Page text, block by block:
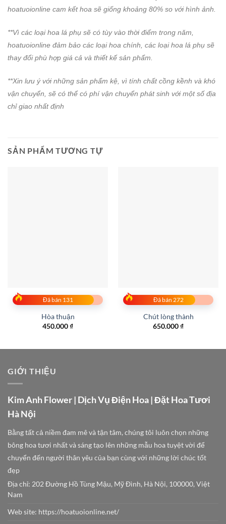
hoatuoionline cam kết hoa sẽ giống khoảng 80% so với hình ảnh.
**Vì các loại hoa lá phụ sẽ có tùy vào thời điểm trong năm,
hoatuoionline đảm bảo các loại hoa chính, các loại hoa lá phụ sẽ
thay đổi phù hợp giá cả và thiết kế sản phẩm.
**Xin lưu ý với những sản phẩm kệ, vì tính chất cồng kềnh và khó
vận chuyển, sẽ có thể có phí vận chuyển phát sinh với một số địa
chỉ giao nhất định
SẢN PHẨM TƯƠNG TỰ
Đã bán 131
Hòa thuận
450.000₫
Đã bán 272
Chút lòng thành
650.000₫
GIỚI THIỆU
Kim Anh Flower | Dịch Vụ Điện Hoa | Đặt Hoa Tươi
Hà Nội
Bằng tất cả niềm đam mê và tận tâm, chúng tôi luôn chọn những
bông hoa tươi nhất và sáng tạo lên những mẫu hoa tuyệt vời để
chuyển đến người thân yêu của bạn cùng với những lời chúc tốt
đẹp
Địa chỉ: 202 Đường Hồ Tùng Mậu, Mỹ Đình, Hà Nội, 100000, Việt
Nam
Web site: https://hoatuoionline.net/